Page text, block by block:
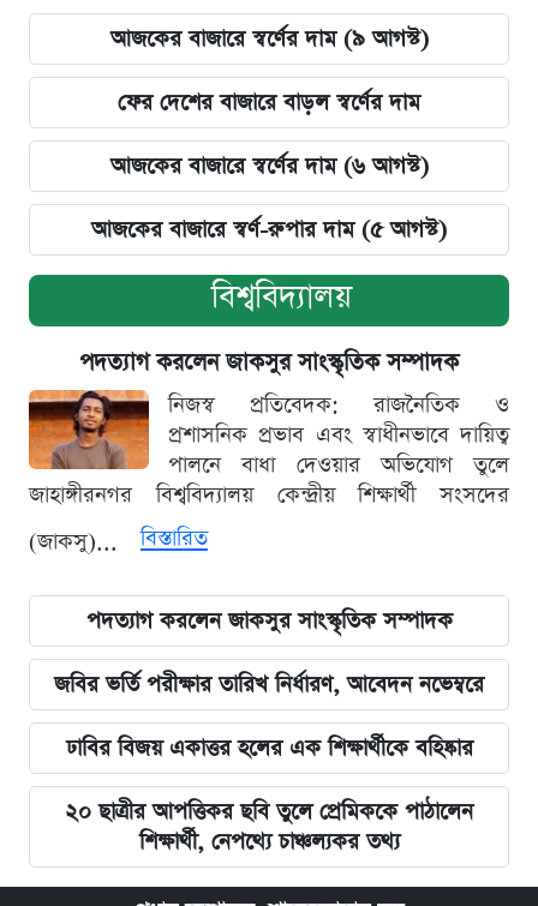
আজকের বাজারে স্বর্ণের দাম (৯ আগস্ট)
ফের দেশের বাজারে বাড়ল স্বর্ণের দাম
আজকের বাজারে স্বর্ণের দাম (৬ আগস্ট)
আজকের বাজারে স্বর্ণ-রুপার দাম (৫ আগস্ট)
বিশ্ববিদ্যালয়
পদত্যাগ করলেন জাকসুর সাংস্কৃতিক সম্পাদক
নিজস্ব প্রতিবেদক: রাজনৈতিক ও
প্রশাসনিক প্রভাব এবং স্বাধীনভাবে দায়িত্ব
পালনে বাধা দেওয়ার অভিযোগ তুলে
জাহাঙ্গীরনগর বিশ্ববিদ্যালয় কেন্দ্রীয় শিক্ষার্থী সংসদের
(জাকসু)...
বিস্তারিত
পদত্যাগ করলেন জাকসুর সাংস্কৃতিক সম্পাদক
জবির ভর্তি পরীক্ষার তারিখ নির্ধারণ, আবেদন নভেম্বরে
ঢাবির বিজয় একাত্তর হলের এক শিক্ষার্থীকে বহিষ্কার
২০ ছাত্রীর আপত্তিকর ছবি তুলে প্রেমিককে পাঠালেন
শিক্ষার্থী, নেপথ্যে চাঞ্চল্যকর তথ্য